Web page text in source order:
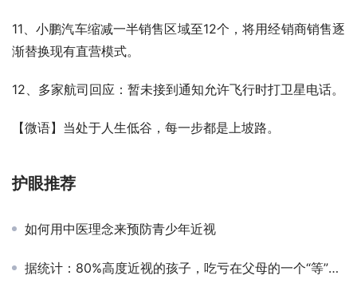
11、小鹏汽车缩减一半销售区域至12个，将用经销商销售逐
渐替换现有直营模式。
12、多家航司回应：暂未接到通知允许飞行时打卫星电话。
【微语】当处于人生低谷，每一步都是上坡路。
护眼推荐
如何用中医理念来预防青少年近视
据统计：80%高度近视的孩子，吃亏在父母的一个“等”字上！